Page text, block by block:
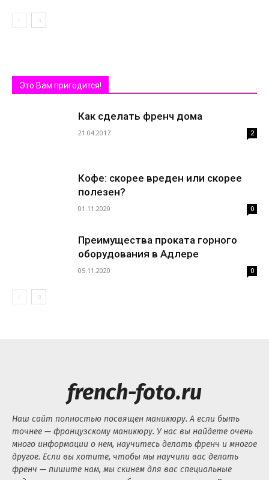
Это Вам пригодится!
Как сделать френч дома
21.04.2017 2
Кофе: скорее вреден или скорее
полезен?
01.11.2020 0
Преимущества проката горного
оборудования в Адлере
05.11.2020 0
french-foto.ru
Наш сайт полностью посвящен маникюру. А если быть
точнее — французскому маникюру. У нас вы найдете очень
много информации о нем, научитесь делать френч и многое
другое. Если вы хотите, чтобы мы научили вас делать
френч — пишите нам, мы скинем для вас специальные